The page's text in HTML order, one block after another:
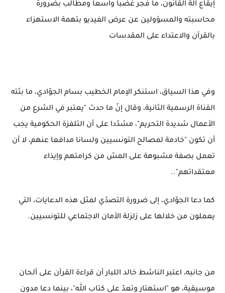
إيقاع آلة القانون، ما فجر غضبا واسعا ومطالب بضرورة
محاسبته والمسؤولين عن عرض الفيديو بتهمة الاستهزاء
بالقرآن والاعتداء على المقدسات
وفي هذا السياق، استنكر الإمام الخطيب بسام الجوّادي، ما بثته
القناة الرسمية الثانية، وقال إنّ ما حدث "يعتبر في الشرع من
الأعمال شديدة التحريم"، مشدّدا على أن التلفزة الحكومية يجب
أن تكون "خادمة لمصالح التونسيين ولسانا مدافعا عنهم، لا أن
تعمل بصفة مشبوهة على المسّ من كرامتهم وإيذاء
معتقداتهم"..
كما دعا الجوّادي، إلى ضرورة التصدّي لمثل هذه الدعايات، التي
يعملون من خلالها على زلزلة الأمان الاجتماعي للتونسيين.
من جانبه، اعتبر الناشط خالد اللبار أن قراءة القرآن على ألحان
موسيقية، هو "استهتار وتعدّ على كتاب الله"، بينما دعا مدون